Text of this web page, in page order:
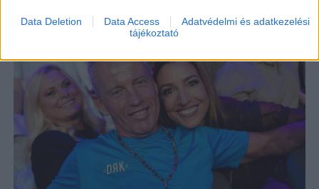
Data Deletion Data Access
Adatvédelmi és adatkezelési
tájékoztató